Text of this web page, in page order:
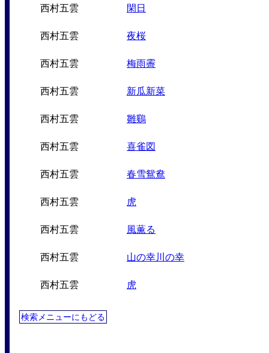
西村五雲 閑日
西村五雲 夜桜
西村五雲 梅雨霽
西村五雲 新瓜新菜
西村五雲 雛鷄
西村五雲 喜雀図
西村五雲 春雪鴛鴦
西村五雲 虎
西村五雲 風薫る
西村五雲 山の幸川の幸
西村五雲 虎
検索メニューにもどる